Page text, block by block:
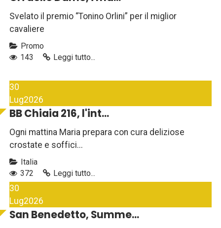
Svelato il premio “Tonino Orlini” per il miglior
cavaliere
Promo
143
Leggi tutto...
30
Lug2026
BB Chiaia 216, l'int...
Ogni mattina Maria prepara con cura deliziose
crostate e soffici...
Italia
372
Leggi tutto...
30
Lug2026
San Benedetto, Summe...